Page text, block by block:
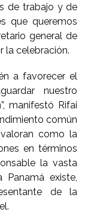
de trabajo y de
que queremos
general de
la celebración.
a favorecer el
nuestro
manifestó Rifai
común
como la
en términos
la vasta
existe,
de la